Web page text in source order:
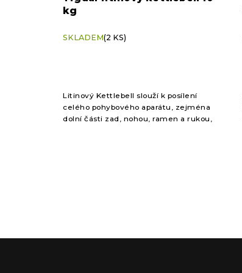
kg
SKLADEM(2 KS)
Litinový Kettlebell slouží k posílení
celého pohybového aparátu, zejména
dolní části zad, nohou, ramen a rukou,
t